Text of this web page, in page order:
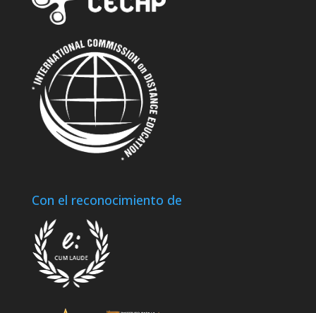
Con el reconocimiento de